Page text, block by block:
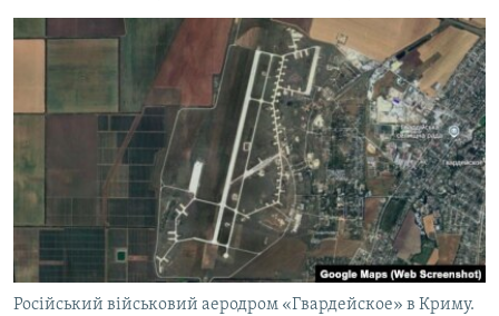
пошуку
ВСЕ ЗА ДЕНЬ
СПЕЦПРОЕКТИ
ДЕПОРТАЦІЯ
ВІДЕОУРОКИ «ELIFBE»
СВІДЧЕННЯ ОКУПАЦІЇ
УКРАЇНСЬКА ПРОБЛЕМА КРИМУ
ІНФОГРАФІКА
ЯК ОБІЙТИ БЛОКУВАННЯ
Русский
Qırımtatar
ДОЛУЧАЙСЯ!
Російський військовий аеродром «Гвардейское» в Криму.